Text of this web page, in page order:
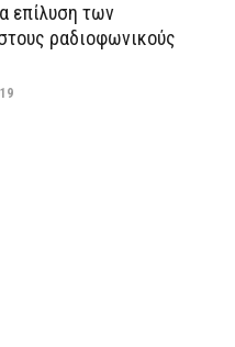
επίλυση των
ραδιοφωνικούς